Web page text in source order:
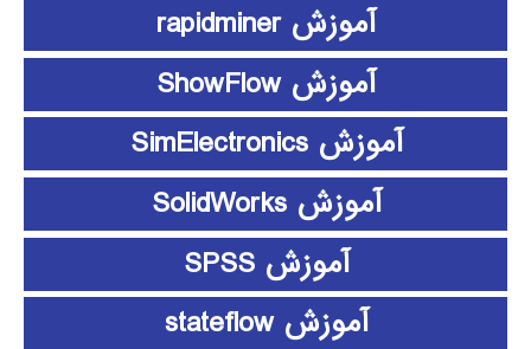
آموزش rapidminer
آموزش ShowFlow
آموزش SimElectronics
آموزش SolidWorks
آموزش SPSS
آموزش stateflow